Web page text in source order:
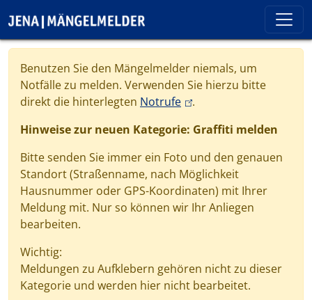
Benutzen Sie den Mängelmelder niemals, um
Notfälle zu melden. Verwenden Sie hierzu bitte
direkt die hinterlegten Notrufe(link is external)
.
Hinweise zur neuen Kategorie: Graffiti melden
Bitte senden Sie immer ein Foto und den genauen
Standort (Straßenname, nach Möglichkeit
Hausnummer oder GPS-Koordinaten) mit Ihrer
Meldung mit. Nur so können wir Ihr Anliegen
bearbeiten.
Wichtig:
Meldungen zu Aufklebern gehören nicht zu dieser
Kategorie und werden hier nicht bearbeitet.